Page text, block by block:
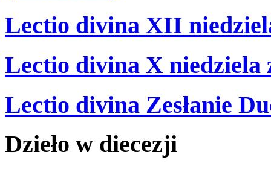
Lectio divina XII
Lectio divina X niedziela
Lectio divina Zesłanie
Dzieło w diecezji